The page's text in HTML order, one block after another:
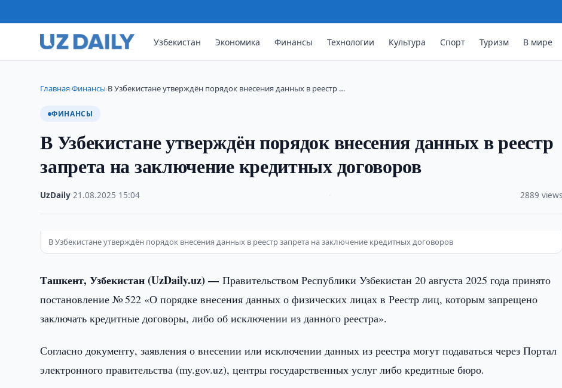
Узбекистан Экономика Финансы Технологии Культура Спорт Туризм В мире
Главная›Финансы›В Узбекистане утверждён порядок внесения данных в реестр …
ФИНАНСЫ
В Узбекистане утверждён порядок внесения данных в реестр
запрета на заключение кредитных договоров
UzDaily ·21.08.2025 15:04 2889 views
В Узбекистане утверждён порядок внесения данных в реестр запрета на заключение кредитных договоров
Ташкент, Узбекистан (UzDaily.uz) —Правительством Республики Узбекистан 20 августа 2025 года принято
постановление № 522 «О порядке внесения данных о физических лицах в Реестр лиц, которым запрещено
заключать кредитные договоры, либо об исключении из данного реестра».
Согласно документу, заявления о внесении или исключении данных из реестра могут подаваться через Портал
электронного правительства (my.gov.uz), центры государственных услуг либо кредитные бюро.